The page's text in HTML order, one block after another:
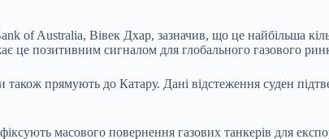
of Australia, Вівек Дхар, зазначив, що це найбільша
це позитивним сигналом для глобального газового
прямують до Катару. Дані відстеження суден
масового повернення газових танкерів для